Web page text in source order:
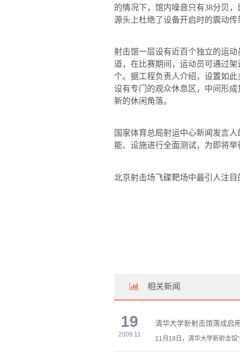
的情况下，馆内噪音只有38分贝，
源头上杜绝了设备开启时的震动传
射击馆一层设有近百个独立的运
道，在比赛期间，运动员可通过
个。据工程负责人介绍，设置如
设有专门的观众休息区，中间形
新的休闲角落。
国家体育总局射运中心新闻发言
能、设施进行全面测试，为即将
北京射击场飞碟靶场中最引人注
相关新闻
19
2009.11
清华大学新射击馆落成启用
11月18日，清华大学新射击馆